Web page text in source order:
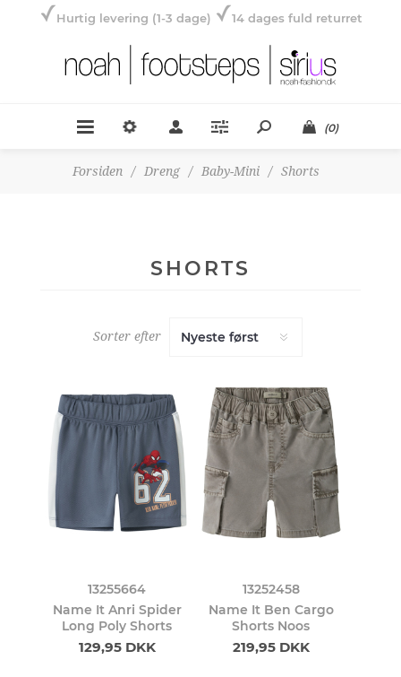
Hurtig levering (1-3 dage) 14 dages fuld returret
(0)
Forsiden / Dreng / Baby-Mini / Shorts
SHORTS
Sorter efter
13255664
Name It Anri Spider
Long Poly Shorts
129,95 DKK
13252458
Name It Ben Cargo
Shorts Noos
219,95 DKK